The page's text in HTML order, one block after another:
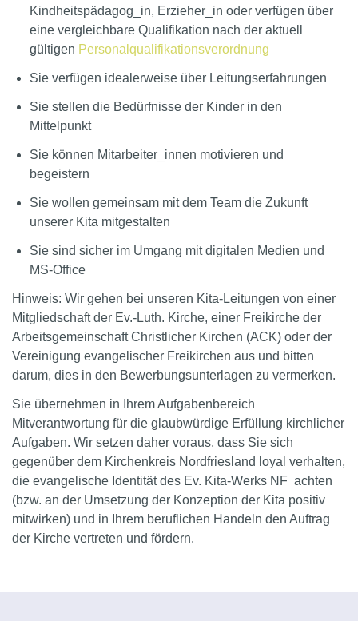
Kindheitspädagog_in, Erzieher_in oder verfügen über
eine vergleichbare Qualifikation nach der aktuell
gültigen Personalqualifikationsverordnung
Sie verfügen idealerweise über Leitungserfahrungen
Sie stellen die Bedürfnisse der Kinder in den
Mittelpunkt
Sie können Mitarbeiter_innen motivieren und
begeistern
Sie wollen gemeinsam mit dem Team die Zukunft
unserer Kita mitgestalten
Sie sind sicher im Umgang mit digitalen Medien und
MS-Office
Hinweis: Wir gehen bei unseren Kita-Leitungen von einer
Mitgliedschaft der Ev.-Luth. Kirche, einer Freikirche der
Arbeitsgemeinschaft Christlicher Kirchen (ACK) oder der
Vereinigung evangelischer Freikirchen aus und bitten
darum, dies in den Bewerbungsunterlagen zu vermerken.
Sie übernehmen in Ihrem Aufgabenbereich
Mitverantwortung für die glaubwürdige Erfüllung kirchlicher
Aufgaben. Wir setzen daher voraus, dass Sie sich
gegenüber dem Kirchenkreis Nordfriesland loyal verhalten,
die evangelische Identität des Ev. Kita-Werks NF achten
(bzw. an der Umsetzung der Konzeption der Kita positiv
mitwirken) und in Ihrem beruflichen Handeln den Auftrag
der Kirche vertreten und fördern.